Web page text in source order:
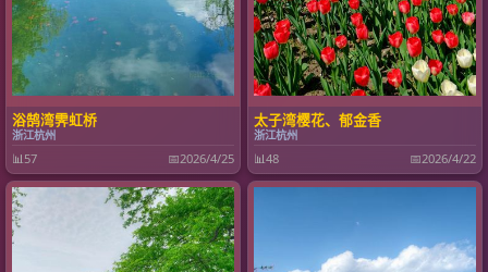
浴鹄湾霁虹桥
浙江杭州
📊57 📅2026/4/25
太子湾樱花、郁金香
浙江杭州
📊48 📅2026/4/22